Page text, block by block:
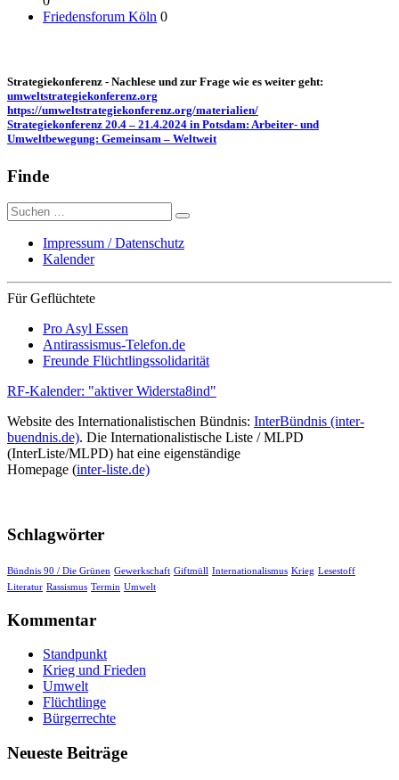
Friedensforum Köln 0
Strategiekonferenz - Nachlese und zur Frage wie es weiter geht:
umweltstrategiekonferenz.org
https://umweltstrategiekonferenz.org/materialien/
Strategiekonferenz 20.4 – 21.4.2024 in Potsdam: Arbeiter- und
Umweltbewegung: Gemeinsam – Weltweit
Finde
Suche
nach:
Impressum / Datenschutz
Kalender
Für Geflüchtete
Pro Asyl Essen
Antirassismus-Telefon.de
Freunde Flüchtlingssolidarität
RF-Kalender: "aktiver Widersta8ind"
Website des Internationalistischen Bündnis: InterBündnis (inter-
buendnis.de). Die Internationalistische Liste / MLPD
(InterListe/MLPD) hat eine eigenständige
Homepage (inter-liste.de)
Schlagwörter
Bündnis 90 / Die Grünen Gewerkschaft Giftmüll Internationalismus Krieg Lesestoff
Literatur Rassismus Termin Umwelt
Kommentar
Standpunkt
Krieg und Frieden
Umwelt
Flüchtlinge
Bürgerrechte
Neueste Beiträge